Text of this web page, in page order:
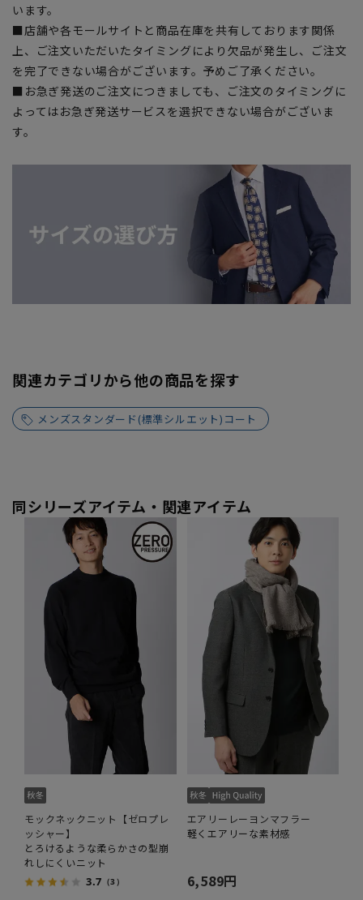
います。
■店舗や各モールサイトと商品在庫を共有しております関係
上、ご注文いただいたタイミングにより欠品が発生し、ご注文
を完了できない場合がございます。予めご了承ください。
■お急ぎ発送のご注文につきましても、ご注文のタイミングに
よってはお急ぎ発送サービスを選択できない場合がございま
す。
関連カテゴリから他の商品を探す
メンズスタンダード(標準シルエット)コート
同シリーズアイテム・関連アイテム
モックネックニット【ゼロプレ
ッシャー】
とろけるような柔らかさの型崩
れしにくいニット
3.7 （3）
エアリーレーヨンマフラー
軽くエアリーな素材感
6,589円